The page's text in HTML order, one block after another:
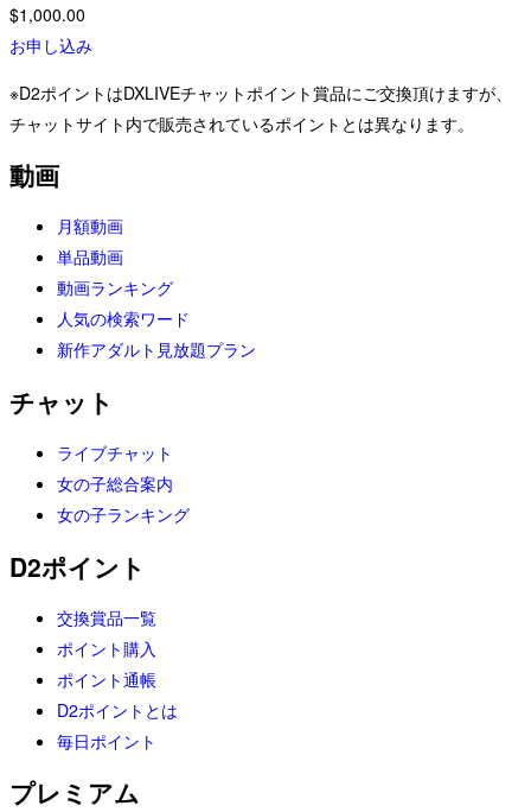
$1,000.00
お申し込み
※D2ポイントはDXLIVEチャットポイント賞品にご交換頂けますが、
チャットサイト内で販売されているポイントとは異なります。
動画
月額動画
単品動画
動画ランキング
人気の検索ワード
新作アダルト見放題プラン
チャット
ライブチャット
女の子総合案内
女の子ランキング
D2ポイント
交換賞品一覧
ポイント購入
ポイント通帳
D2ポイントとは
毎日ポイント
プレミアム